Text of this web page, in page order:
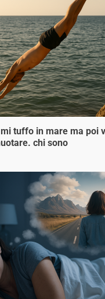
tuffo in mare ma poi
chi sono